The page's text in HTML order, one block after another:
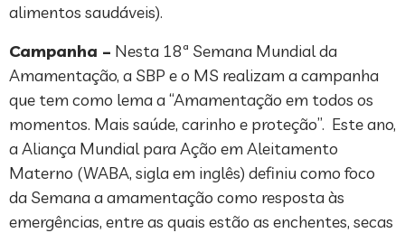
alimentos saudáveis).
Campanha – Nesta 18ª Semana Mundial da
Amamentação, a SBP e o MS realizam a campanha
que tem como lema a “Amamentação em todos os
momentos. Mais saúde, carinho e proteção”. Este ano,
a Aliança Mundial para Ação em Aleitamento
Materno (WABA, sigla em inglês) definiu como foco
da Semana a amamentação como resposta às
emergências, entre as quais estão as enchentes, secas